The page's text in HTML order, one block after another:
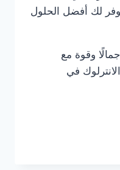
لك أفضل الحلول
وقوة مع
في